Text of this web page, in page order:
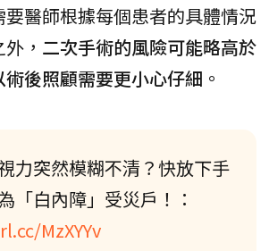
醫師根據每個患者的具體情況
， 二次手術的風險可能略高於
後照顧需要更小心仔細 。
力突然模糊不清？快放下手
「白內障」受災戶！：
MzXYYv